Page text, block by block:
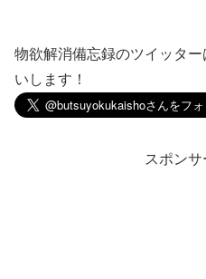
物欲解消備忘録のツイッタ
いします！
スポンサ